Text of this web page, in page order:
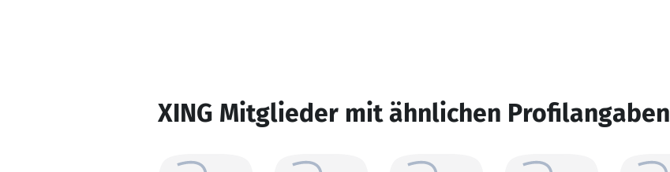
XING Mitglieder mit ähnlichen Profilangaben